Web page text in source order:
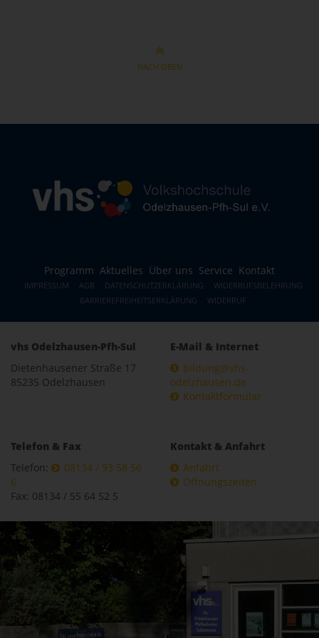
NACH OBEN
Programm Aktuelles Über uns Service Kontakt
IMPRESSUM AGB DATENSCHUTZERKLÄRUNG
WIDERRUFSBELEHRUNG
BARRIEREFREIHEITSERKLÄRUNG
WIDERRUF
vhs Odelzhausen-Pfh-Sul
Dietenhausener Straße 17
85235 Odelzhausen
E-Mail & Internet
bildung@vhs-
odelzhausen.de
Kontaktformular
Telefon & Fax
Telefon:
08134 / 93 58 56
6
Fax: 08134 / 55 64 52 5
Kontakt & Anfahrt
Anfahrt
Öffnungszeiten